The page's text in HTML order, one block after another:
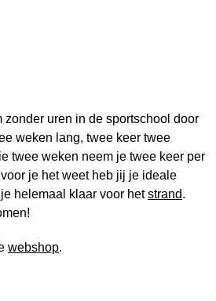
zonder uren in de sportschool door
weken lang, twee keer twee
twee weken neem je twee keer per
voor je het weet heb jij je ideale
helemaal klaar voor hetstrand.
webshop.